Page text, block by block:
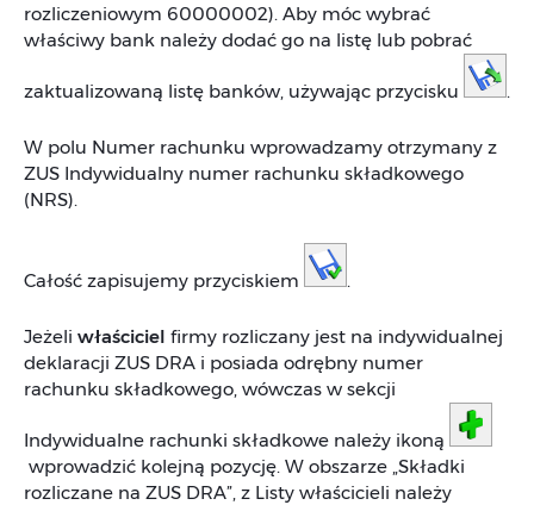
rozliczeniowym 60000002). Aby móc wybrać
właściwy bank należy dodać go na listę lub pobrać
zaktualizowaną listę banków, używając przycisku .
W polu Numer rachunku wprowadzamy otrzymany z
ZUS Indywidualny numer rachunku składkowego
(NRS).
Całość zapisujemy przyciskiem .
Jeżeli właściciel firmy rozliczany jest na indywidualnej
deklaracji ZUS DRA i posiada odrębny numer
rachunku składkowego, wówczas w sekcji
Indywidualne rachunki składkowe należy ikoną
wprowadzić kolejną pozycję. W obszarze „Składki
rozliczane na ZUS DRA”, z Listy właścicieli należy